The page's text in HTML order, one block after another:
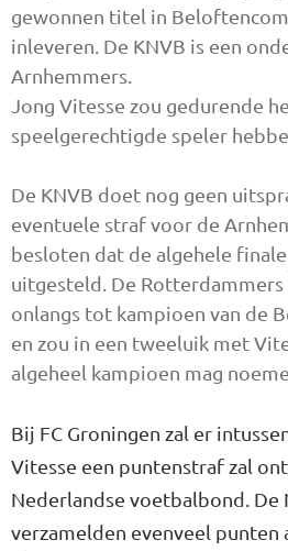
gewonnen titel in
inleveren. De KNVB is een
Arnhemmers.
Jong Vitesse zou gedurende
speelgerechtigde speler
De KNVB doet nog geen
eventuele straf voor de
besloten dat de algehele
uitgesteld. De Rotterdammers
onlangs tot kampioen van de
en zou in een tweeluik met
algeheel kampioen mag
Bij FC Groningen zal er
Vitesse een puntenstraf zal
Nederlandse voetbalbond. De
verzamelden evenveel punten